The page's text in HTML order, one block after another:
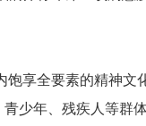
享全要素的精神
年、残疾人等群